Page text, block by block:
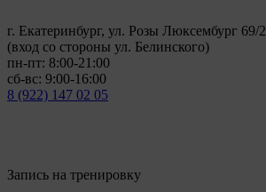
г. Екатеринбург, ул. Розы Люксембург 69/2
(вход со стороны ул. Белинского)
пн-пт: 8:00-21:00
сб-вс: 9:00-16:00
8 (922) 147 02 05
Запись на тренировку